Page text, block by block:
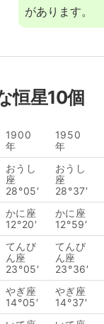
があります。
恒星10個
1900
年
1950
年
おうし
座
28°05′
おうし
座
28°37′
かに座
12°20′
かに座
12°59′
てんび
ん座
23°05′
てんび
ん座
23°36′
やぎ座
14°05′
やぎ座
14°37′